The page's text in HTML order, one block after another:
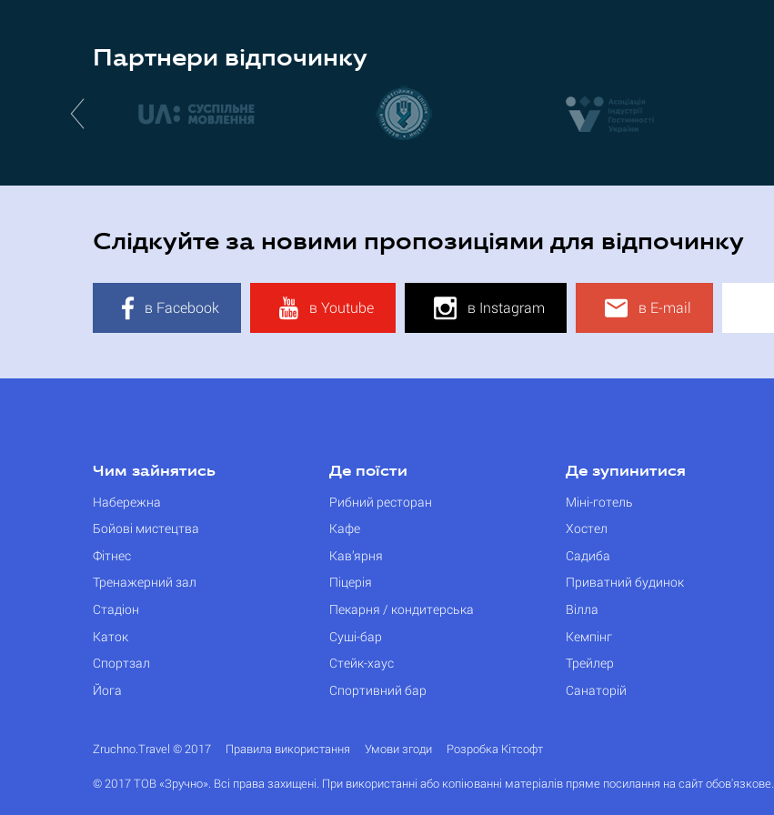
Партнери відпочинку
Слідкуйте за новими пропозиціями для відпочинку
в Facebook в Youtube в Instagram в E-mail
Чим зайнятись
Набережна
Бойові мистецтва
Фітнес
Тренажерний зал
Стадіон
Каток
Спортзал
Йога
Де поїсти
Рибний ресторан
Кафе
Кав’ярня
Піцерія
Пекарня / кондитерська
Суші-бар
Стейк-хаус
Спортивний бар
Де зупинитися
Міні-готель
Хостел
Садиба
Приватний будинок
Вілла
Кемпінг
Трейлер
Санаторій
Zruchno.Travel © 2017 Правила використання Умови згоди Розробка Кітсофт
© 2017 ТОВ «Зручно». Всі права захищені. При використанні або копіюванні матеріалів пряме посилання на сайт обов'язкове.